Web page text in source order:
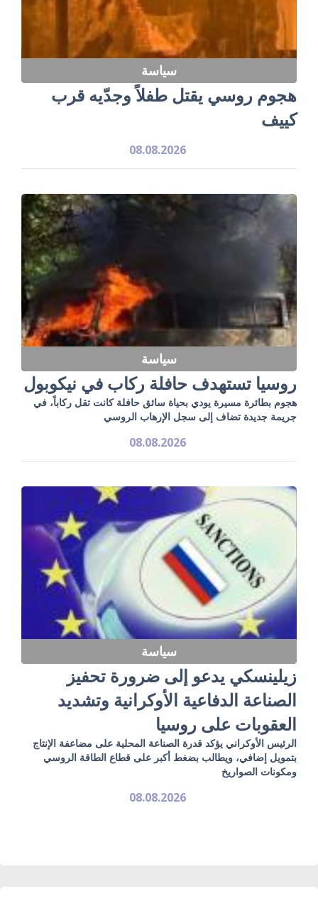
سياسة
هجوم روسي يقتل طفلاً وجدّيه قرب
كييف
08.08.2026
سياسة
روسيا تستهدف حافلة ركاب في نيكوبول
هجوم بطائرة مسيرة يودي بحياة سائق حافلة كانت تقل ركاباً، في
جريمة جديدة تضاف إلى سجل الإرهاب الروسي
08.08.2026
سياسة
زيلينسكي يدعو إلى ضرورة تحفيز
الصناعة الدفاعية الأوكرانية وتشديد
العقوبات على روسيا
الرئيس الأوكراني يؤكد قدرة الصناعة المحلية على مضاعفة الإنتاج
بتمويل إضافي، ويطالب بضغط أكبر على قطاع الطاقة الروسي
ومكونات الصواريخ
08.08.2026